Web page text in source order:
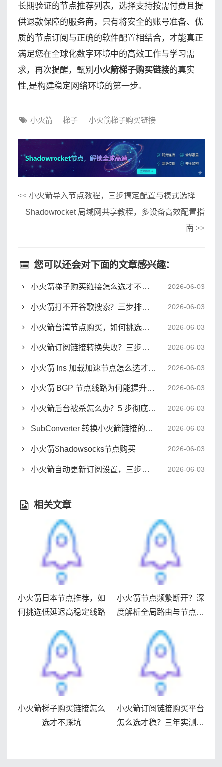
长期验证的节点推荐列表，选择支持按需付费且提
供退款保障的服务商，只有将安全的账号准备、优
质的节点订阅与正确的软件配置相结合，才能真正
满足您在全球化数字环境中的高效工作与学习需
求，再次提醒，甄别 小火箭梯子购买链接的真实
性,是构建稳定网络环境的第一步。
小火箭 梯子 小火箭梯子购买链接
<<小火箭导入节点教程，三步搞定配置与模式选择
Shadowrocket 局域网共享教程，多设备高效配置指
南 >>
您可以还会对下面的文章感兴趣：
小火箭梯子购买链接怎么选才不踩坑 2026-06-03
小火箭打不开谷歌搜索？三步排查全局模式配置 2026-06-03
小火箭台湾节点购买，如何挑选稳定高速的专线服务 2026-06-03
小火箭订阅链接转换失败？三步搞定格式兼容难题 2026-06-03
小火箭 Ins 加载加速节点怎么选才稳不卡顿 2026-06-03
小火箭 BGP 节点线路为何能提升跨境办公稳定性 2026-06-03
小火箭后台被杀怎么办？5 步彻底解决进程中断 2026-06-03
SubConverter 转换小火箭链接的实战技巧与配置详解 2026-06-03
小火箭Shadowsocks节点购买 2026-06-03
小火箭自动更新订阅设置，三步搞定节点同步 2026-06-03
相关文章
小火箭日本节点推荐，如
何挑选低延迟高稳定线路
小火箭节点频繁断开？深
度解析全局路由与节点稳
小火箭梯子购买链接怎么
选才不踩坑
小火箭订阅链接购买平台
怎么选才稳？三年实测避